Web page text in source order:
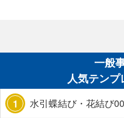
一般
人気テン
1 水引蝶結び・花結び